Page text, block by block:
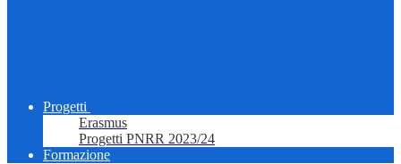
Progetti
Erasmus
Progetti PNRR 2023/24
Formazione